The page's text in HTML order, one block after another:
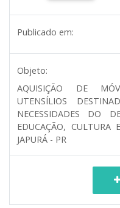
Publicado em:
Objeto:
AQUISIÇÃO DE
UTENSÍLIOS
NECESSIDADES DO
EDUCAÇÃO, CULTURA
JAPURÁ - PR